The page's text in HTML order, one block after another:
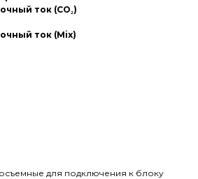
ток (CO₂)
ток (Mix)
для подключения к блоку